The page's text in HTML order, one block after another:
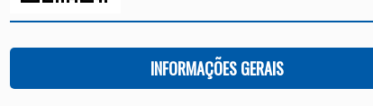
INFORMAÇÕES GERAIS